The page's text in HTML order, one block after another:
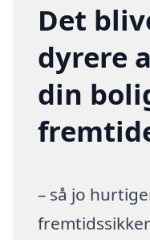
Det
dyrere
din
– så jo